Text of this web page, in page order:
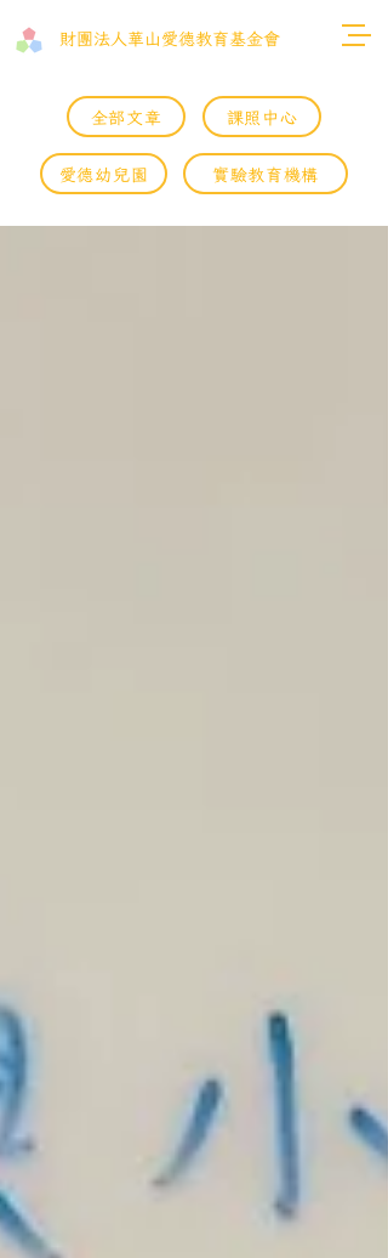
財團法人​華山愛德教育基金會
全部文章 課照中心
愛德幼兒園 實驗教育機構